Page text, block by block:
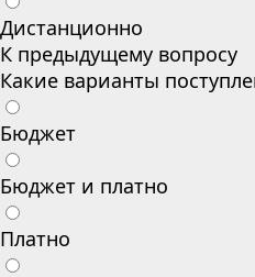
Дистанционно
К предыдущему вопросу
Какие варианты
Бюджет
Бюджет и платно
Платно